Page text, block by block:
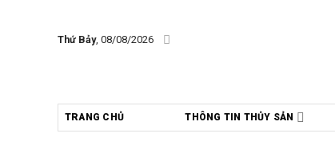
Thứ Bảy, 08/08/2026
TRANG CHỦ THÔNG TIN THỦY SẢN